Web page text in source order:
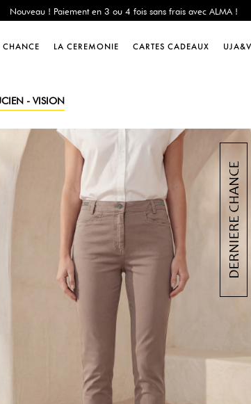
: -60% sur une sélection jusqu'au 23/08 en vous connectant à
Livraison offerte dès 200€ d'achat
: -60% sur une sélection jusqu'au 23/08 en vous connectant
CHANCE LA CEREMONIE CARTES CADEAUX
- VISION